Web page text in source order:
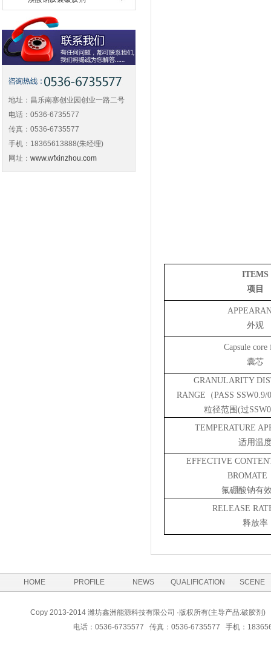
地址：昌乐南寨创业园创业一路二号
电话：0536-6735577
传真：0536-6735577
手机：18365613888(朱经理)
网址： www.wfxinzhou.com
ITEMS
项目
外观
Capsule core
囊芯
GRANULARITY
RANGE（PASS
粒径范围 (过S
TEMPERATURE
适用温
EFFECTIVE
BROMATE
氟硼酸钠有
RELEASE
释放率
HOME PROFILE NEWS QUALIFICATION SCENE
Copy 2013-2014 潍坊鑫洲能源科技有限公司 ·版权所有(主导产品:破胶
电话：0536-6735577 传真：0536-6735577 手机：